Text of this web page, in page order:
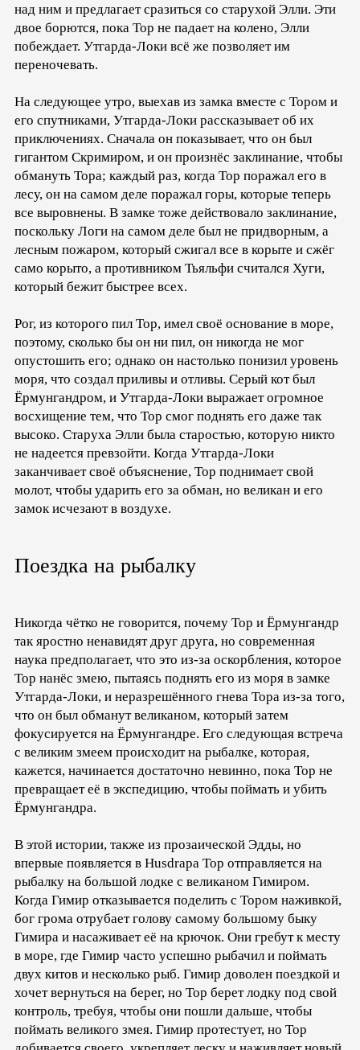
над ним и предлагает сразиться со старухой Элли. Эти
двое борются, пока Тор не падает на колено, Элли
побеждает. Утгарда-Локи всё же позволяет им
переночевать.
На следующее утро, выехав из замка вместе с Тором и
его спутниками, Утгарда-Локи рассказывает об их
приключениях. Сначала он показывает, что он был
гигантом Скримиром, и он произнёс заклинание, чтобы
обмануть Тора; каждый раз, когда Тор поражал его в
лесу, он на самом деле поражал горы, которые теперь
все выровнены. В замке тоже действовало заклинание,
поскольку Логи на самом деле был не придворным, а
лесным пожаром, который сжигал все в корыте и сжёг
само корыто, а противником Тьяльфи считался Хуги,
который бежит быстрее всех.
Рог, из которого пил Тор, имел своё основание в море,
поэтому, сколько бы он ни пил, он никогда не мог
опустошить его; однако он настолько понизил уровень
моря, что создал приливы и отливы. Серый кот был
Ёрмунгандром, и Утгарда-Локи выражает огромное
восхищение тем, что Тор смог поднять его даже так
высоко. Старуха Элли была старостью, которую никто
не надеется превзойти. Когда Утгарда-Локи
заканчивает своё объяснение, Тор поднимает свой
молот, чтобы ударить его за обман, но великан и его
замок исчезают в воздухе.
Поездка на рыбалку
Никогда чётко не говорится, почему Тор и Ёрмунгандр
так яростно ненавидят друг друга, но современная
наука предполагает, что это из-за оскорбления, которое
Тор нанёс змею, пытаясь поднять его из моря в замке
Утгарда-Локи, и неразрешённого гнева Тора из-за того,
что он был обманут великаном, который затем
фокусируется на Ёрмунгандре. Его следующая встреча
с великим змеем происходит на рыбалке, которая,
кажется, начинается достаточно невинно, пока Тор не
превращает её в экспедицию, чтобы поймать и убить
Ёрмунгандра.
В этой истории, также из прозаической Эдды, но
впервые появляется в Husdrapa Тор отправляется на
рыбалку на большой лодке с великаном Гимиром.
Когда Гимир отказывается поделить с Тором наживкой,
бог грома отрубает голову самому большому быку
Гимира и насаживает её на крючок. Они гребут к месту
в море, где Гимир часто успешно рыбачил и поймать
двух китов и несколько рыб. Гимир доволен поездкой и
хочет вернуться на берег, но Тор берет лодку под свой
контроль, требуя, чтобы они пошли дальше, чтобы
поймать великого змея. Гимир протестует, но Тор